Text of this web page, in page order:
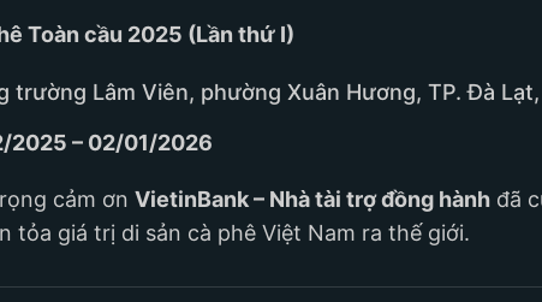
Toàn cầu 2025 (Lần thứ I)
trường Lâm Viên, phường Xuân Hương, TP. Đà
2025 – 02/01/2026
cảm ơn VietinBank – Nhà tài trợ đồng hành đã
tỏa giá trị di sản cà phê Việt Nam ra thế giới.